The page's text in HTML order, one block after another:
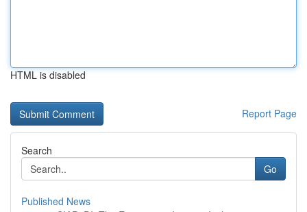
HTML is disabled
Report Page
Search
Go
Published News